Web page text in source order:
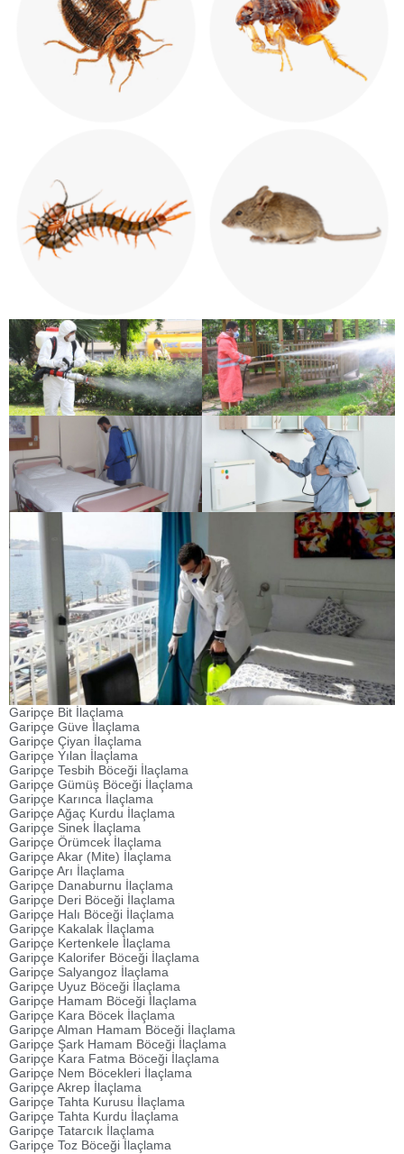
Garipçe Bit İlaçlama
Garipçe Güve İlaçlama
Garipçe Çiyan İlaçlama
Garipçe Yılan İlaçlama
Garipçe Tesbih Böceği İlaçlama
Garipçe Gümüş Böceği İlaçlama
Garipçe Karınca İlaçlama
Garipçe Ağaç Kurdu İlaçlama
Garipçe Sinek İlaçlama
Garipçe Örümcek İlaçlama
Garipçe Akar (Mite) İlaçlama
Garipçe Arı İlaçlama
Garipçe Danaburnu İlaçlama
Garipçe Deri Böceği İlaçlama
Garipçe Halı Böceği İlaçlama
Garipçe Kakalak İlaçlama
Garipçe Kertenkele İlaçlama
Garipçe Kalorifer Böceği İlaçlama
Garipçe Salyangoz İlaçlama
Garipçe Uyuz Böceği İlaçlama
Garipçe Hamam Böceği İlaçlama
Garipçe Kara Böcek İlaçlama
Garipçe Alman Hamam Böceği İlaçlama
Garipçe Şark Hamam Böceği İlaçlama
Garipçe Kara Fatma Böceği İlaçlama
Garipçe Nem Böcekleri İlaçlama
Garipçe Akrep İlaçlama
Garipçe Tahta Kurusu İlaçlama
Garipçe Tahta Kurdu İlaçlama
Garipçe Tatarcık İlaçlama
Garipçe Toz Böceği İlaçlama